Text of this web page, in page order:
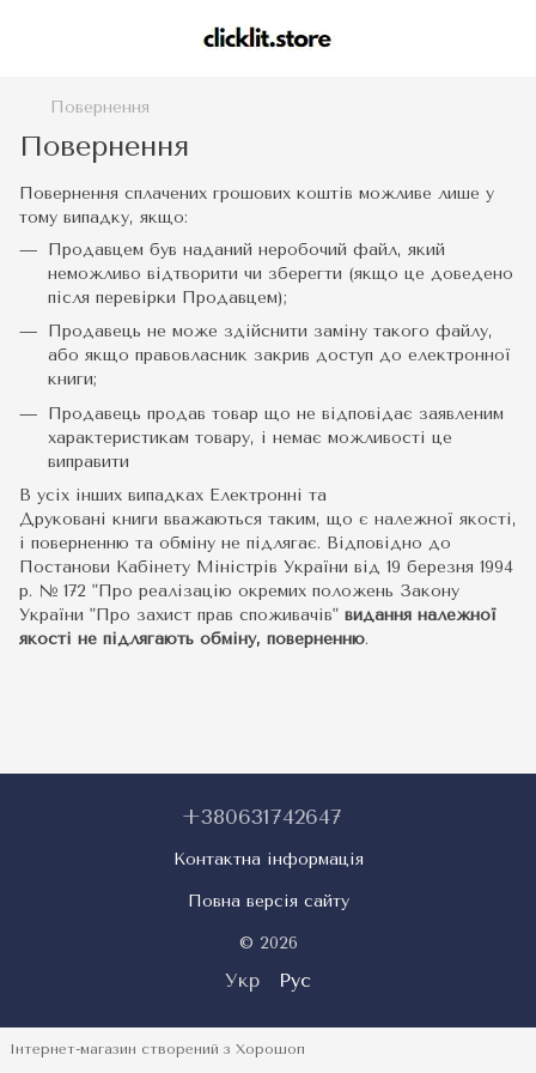
Повернення
Повернення
Повернення сплачених грошових коштів можливе лише у
тому випадку, якщо:
Продавцем був наданий неробочий файл, який
неможливо відтворити чи зберегти (якщо це доведено
після перевірки Продавцем);
Продавець не може здійснити заміну такого файлу,
або якщо правовласник закрив доступ до електронної
книги;
Продавець продав товар що не відповідає заявленим
характеристикам товару, і немає можливості це
виправити
В усіх інших випадках Електронні та
Друковані книги вважаються таким, що є належної якості,
і поверненню та обміну не підлягає. Відповідно до
Постанови Кабінету Міністрів України від 19 березня 1994
р. № 172 "Про реалізацію окремих положень Закону
України "Про захист прав споживачів" видання належної
якості не підлягають обміну, поверненню.
+380631742647
Контактна інформація
Повна версія сайту
© 2026
Укр Рус
Інтернет-магазин створений з Хорошоп